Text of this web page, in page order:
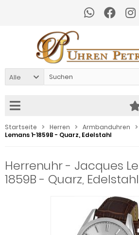
Alle
Startseite Herren Armbanduhren
Lemans 1-1859B - Quarz, Edelstahl
Herrenuhr - Jacques
1859B - Quarz, Edelstahl